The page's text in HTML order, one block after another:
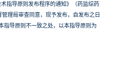
指导原则发布程序的通知》（药监综药
理局审查同意，现予发布，自发布之日
导原则不一致之处，以本指导原则为